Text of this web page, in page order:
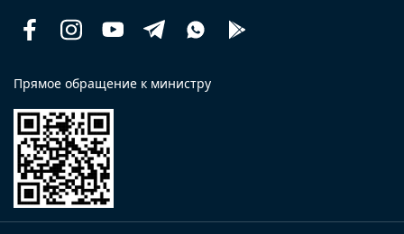
FacebookInstagramYoutube TelegramWhatsappПомощь
рядом
Прямое обращение к министру